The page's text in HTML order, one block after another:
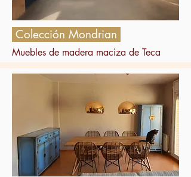
Colección Mondrian
Muebles de madera maciza de Teca